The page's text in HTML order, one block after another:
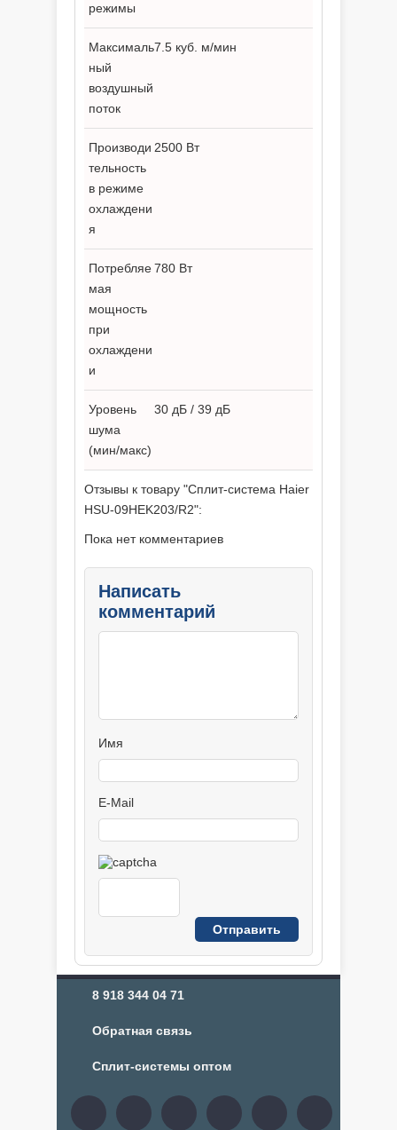
режимы
Максималь
ный
воздушный
поток
7.5 куб. м/мин
Производи
тельность
в режиме
охлаждени
я
2500 Вт
Потребляе
мая
мощность
при
охлаждени
и
780 Вт
Уровень
шума
(мин/макс)
30 дБ / 39 дБ
Отзывы к товару "Сплит-система Haier
HSU-09HEK203/R2":
Пока нет комментариев
Написать
комментарий
Имя
E-Mail
8 918 344 04 71
Обратная связь
Сплит-системы оптом